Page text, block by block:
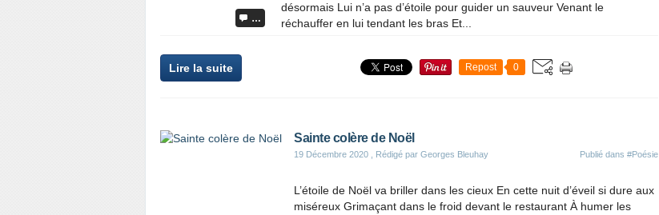
…
désormais Lui n’a pas d’étoile pour guider un sauveur Venant le
réchauffer en lui tendant les bras Et...
Lire la suite Repost 0
Sainte colère de Noël
19 Décembre 2020 , Rédigé par Georges Bleuhay Publié dans #Poésie
L’étoile de Noël va briller dans les cieux En cette nuit d’éveil si dure aux
miséreux Grimaçant dans le froid devant le restaurant À humer les